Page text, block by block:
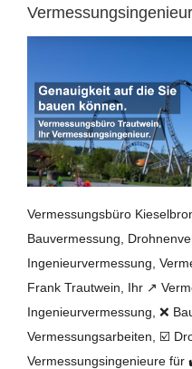
Vermessungsingenieur
Vermessungsbüro
Bauvermessung,
Ingenieurvermessung,
Frank Trautwein, Ihr ↗️
Ingenieurvermessung, ❌
Vermessungsarbeiten, ☑️
Vermessungsingenieure